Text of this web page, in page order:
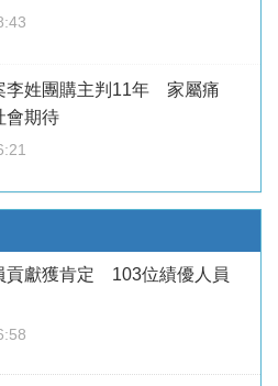
李姓團購主判11年 家屬痛
會期待
貢獻獲肯定 103位績優人員